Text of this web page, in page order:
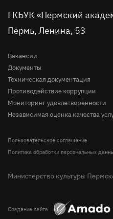
Доступная среда
Правила посещения
Молодёжная сцена
История
вконтактеtelegram
rutube
ГКБУК «Пермский
Пермь, Ленина, 53
Вакансии
Документы
Техническая документация
Противодействие коррупции
Мониторинг удовлетворённости
Независимая оценка качества
Пользовательское соглашение
Политика обработки персональных
Министерство культуры
Создание сайта